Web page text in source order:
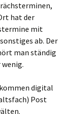
hat der
mit
ab. Der
man ständig
digital
Post